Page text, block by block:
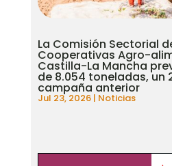
La Comisión Sectorial
Cooperativas Agro-
Castilla-La Mancha
de 8.054 toneladas, un
campaña anterior
Jul 23, 2026| Noticias